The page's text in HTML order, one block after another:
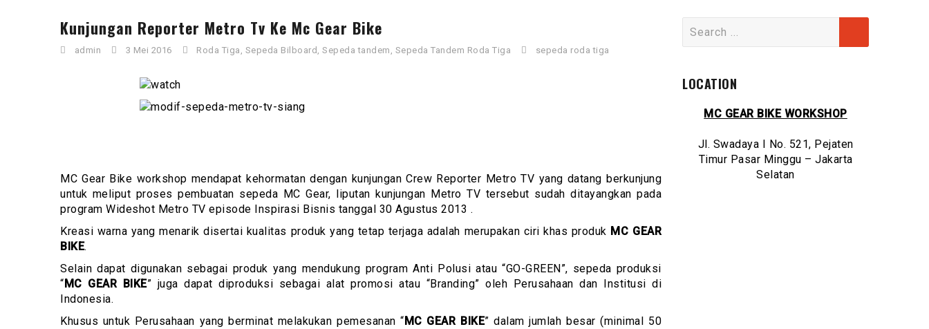
Kunjungan Reporter Metro Tv Ke Mc Gear Bike
admin 3 Mei 2016 Roda Tiga , Sepeda Bilboard , Sepeda tandem , Sepeda Tandem Roda Tiga sepeda roda tiga
MC Gear Bike workshop mendapat kehormatan dengan kunjungan Crew Reporter Metro TV yang datang berkunjung
untuk meliput proses pembuatan sepeda MC Gear, liputan kunjungan Metro TV tersebut sudah ditayangkan pada
program Wideshot Metro TV episode Inspirasi Bisnis tanggal 30 Agustus 2013 .
Kreasi warna yang menarik disertai kualitas produk yang tetap terjaga adalah merupakan ciri khas produk MC GEAR
BIKE.
Selain dapat digunakan sebagai produk yang mendukung program Anti Polusi atau “GO-GREEN”, sepeda produksi
“MC GEAR BIKE” juga dapat diproduksi sebagai alat promosi atau “Branding” oleh Perusahaan dan Institusi di
Indonesia.
Khusus untuk Perusahaan yang berminat melakukan pemesanan “MC GEAR BIKE” dalam jumlah besar (minimal 50
for:
LOCATION
MC GEAR BIKE WORKSHOP
Jl. Swadaya I No. 521, Pejaten
Timur Pasar Minggu – Jakarta
Selatan